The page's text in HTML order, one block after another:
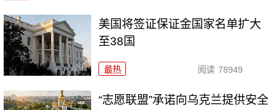
美国将签证保证金国家名单扩大
至38国
最热 阅读 78949
“志愿联盟”承诺向乌克兰提供安全